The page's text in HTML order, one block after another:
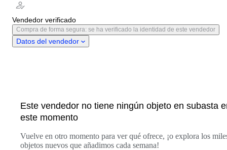
Vendedor verificado
Compra de forma segura: se ha verificado la identidad de este vendedor
Datos del vendedor
Este vendedor no tiene ningún objeto en subasta
este momento
Vuelve en otro momento para ver qué ofrece, ¡o explora los
objetos nuevos que añadimos cada semana!